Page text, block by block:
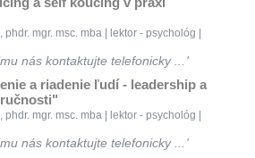
mgr. msc. mba | lektor - psychológ |
nás kontaktujte telefonicky ...
a riadenie ľudí - leadership a
mgr. msc. mba | lektor - psychológ |
nás kontaktujte telefonicky ...